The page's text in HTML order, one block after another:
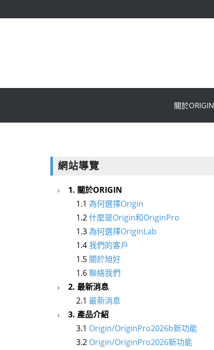
關於ORIGIN
網站導覽
1. 關於ORIGIN
1.1 為何選擇Origin
1.2什麼是Origin和OriginPro
1.3為何選擇OriginLab
1.4我們的客戶
1.5 關於旭好
1.6聯絡我們
2. 最新消息
2.1 最新消息
3. 產品介紹
3.1 Origin/OriginPro2026b新功能
3.2 Origin/OriginPro2026新功能